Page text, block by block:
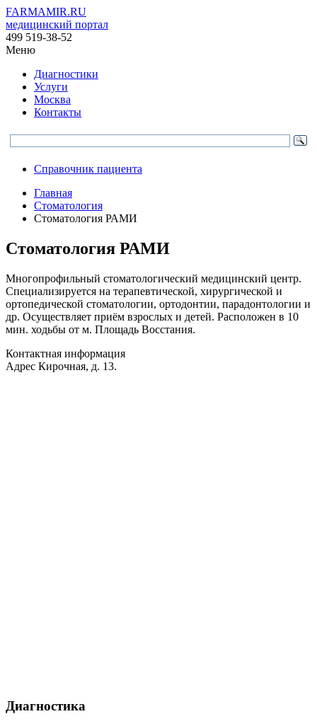
FARMAMIR.RU
медицинский портал
499 519-38-52
Меню
Диагностики
Услуги
Москва
Контакты
Справочник пациента
Главная
Стоматология
Стоматология РАМИ
Стоматология РАМИ
Многопрофильный стоматологический медицинский центр.
Специализируется на терапевтической, хирургической и
ортопедической стоматологии, ортодонтии, парадонтологии и
др. Осуществляет приём взрослых и детей. Расположен в 10
мин. ходьбы от м. Площадь Восстания.
Контактная информация
Адрес Кирочная, д. 13.
Диагностика